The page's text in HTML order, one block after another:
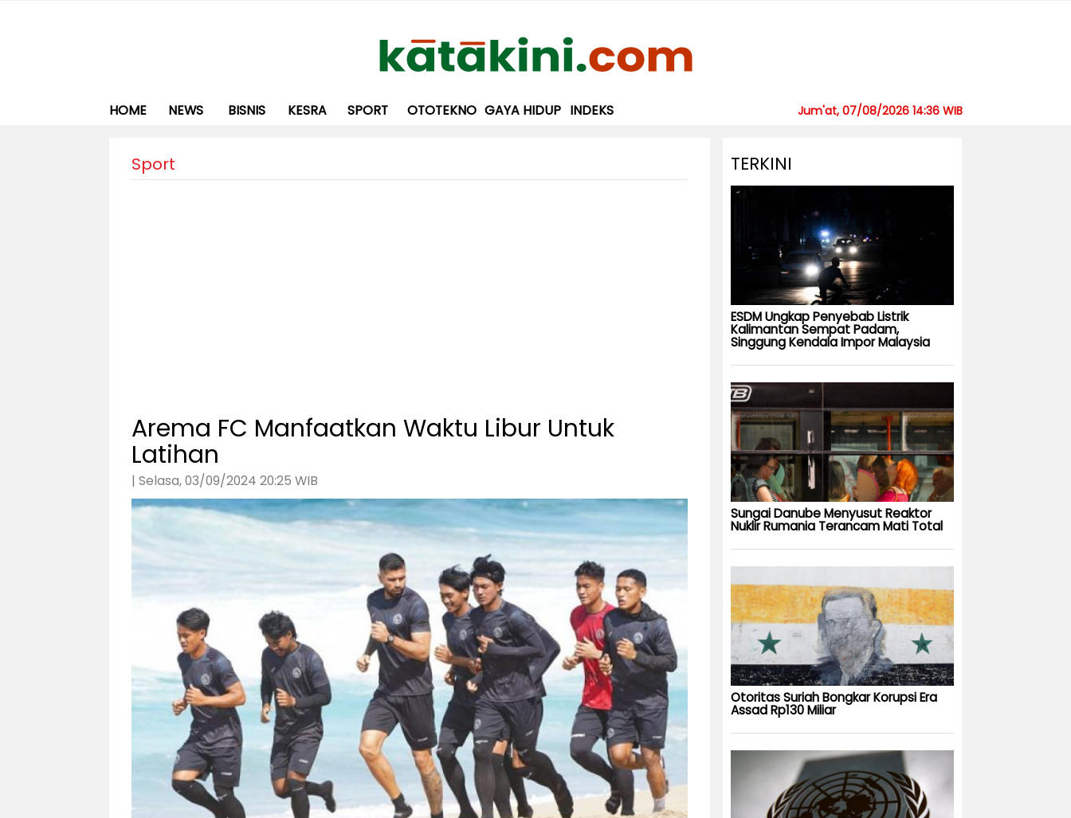
HOME NEWS BISNIS KESRA SPORT OTOTEKNO GAYA HIDUP INDEKS Jum'at, 07/08/2026 14:36 WIB
Sport
Arema FC Manfaatkan Waktu Libur Untuk
Latihan
| Selasa, 03/09/2024 20:25 WIB
TERKINI
ESDM Ungkap Penyebab Listrik
Kalimantan Sempat Padam,
Singgung Kendala Impor Malaysia
Sungai Danube Menyusut Reaktor
Nuklir Rumania Terancam Mati Total
Otoritas Suriah Bongkar Korupsi Era
Assad Rp130 Miliar